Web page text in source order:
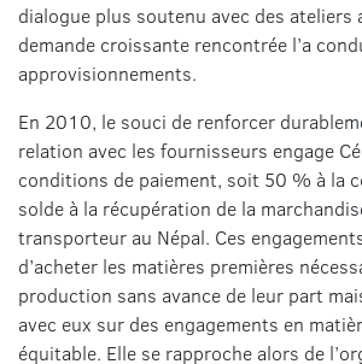
dialogue plus soutenu avec des ateliers
demande croissante rencontrée l’a
approvisionnements.
En 2010, le souci de renforcer
relation avec les fournisseurs engage
conditions de paiement, soit 50 % à la
solde à la récupération de la
transporteur au Népal. Ces
d’acheter les matières premières
production sans avance de leur part
avec eux sur des engagements en
équitable. Elle se rapproche alors de